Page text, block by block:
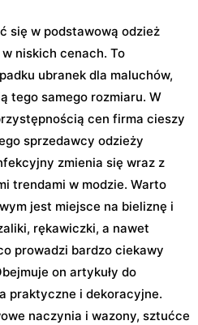
się w podstawową odzież
niskich cenach. To
ubranek dla maluchów,
tego samego rozmiaru. W
cen firma cieszy
sprzedawcy odzieży
zmienia się wraz z
trendami w modzie. Warto
jest miejsce na bieliznę i
rękawiczki, a nawet
prowadzi bardzo ciekawy
on artykuły do
praktyczne i dekoracyjne.
naczynia i wazony, sztućce